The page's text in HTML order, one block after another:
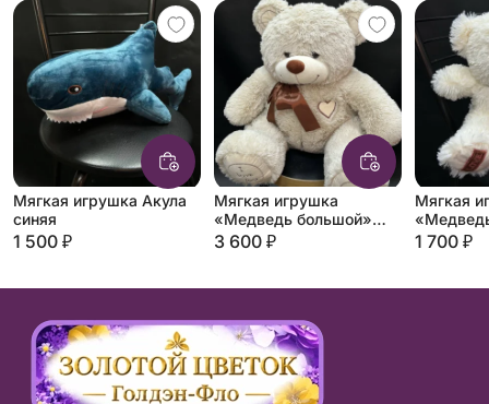
Мягкая игрушка Акула
синяя
1 500 ₽
Мягкая игрушка
«Медведь большой»
цвет: кофе с молоком
3 600 ₽
Мягкая
белый
1 700 ₽